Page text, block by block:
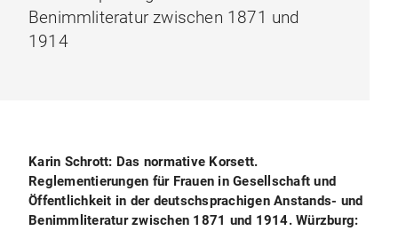
Benimmliteratur zwischen 1871 und
1914
Karin Schrott: Das normative Korsett.
Reglementierungen für Frauen in Gesellschaft und
Öffentlichkeit in der deutschsprachigen Anstands- und
Benimmliteratur zwischen 1871 und 1914. Würzburg: